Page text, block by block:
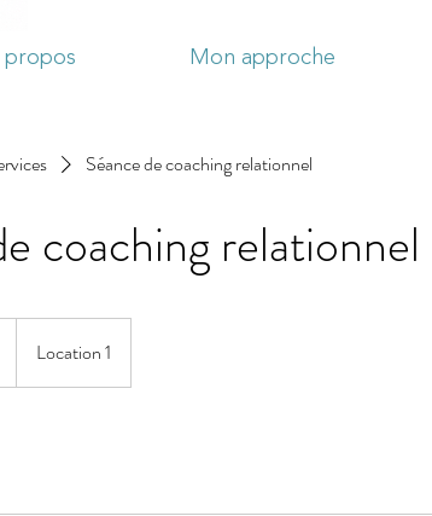
Mon approche
Séance de coaching relationnel
coaching relationnel
Location 1